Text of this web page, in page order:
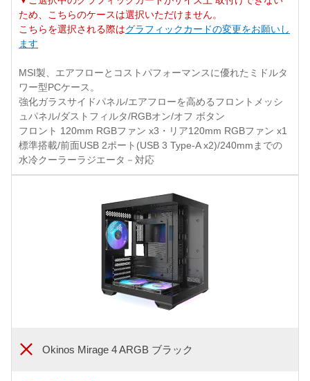
ため、こちらのケースは選択いただけません。
こちらを選択される際はグラフィックカードの変更をお願いし
ます
MSI製、エアフローとコストパフォーマンスに優れたミドルタ
ワー型PCケース。
強化ガラスサイドパネル/エアフローを高めるフロントメッシ
ュパネル/ダストフィルタ/RGBオン/オフ ボタン
フロント 120mm RGBファン x3・リア120mm RGBファン x1
標準搭載/前面USB 2ポート(USB 3 Type-A x2)/240mmまでの
水冷クーラーラジエータ－対応
Okinos Mirage 4 ARGB ブラック